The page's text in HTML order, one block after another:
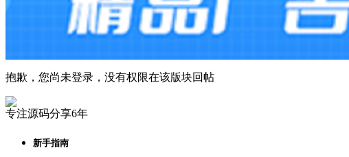
抱歉，您尚未登录，没有权限在该版块回帖
专注源码分享6年
新手指南